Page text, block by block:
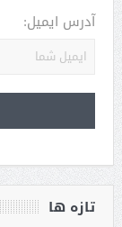
آدرس ایمیل:
تازه ها